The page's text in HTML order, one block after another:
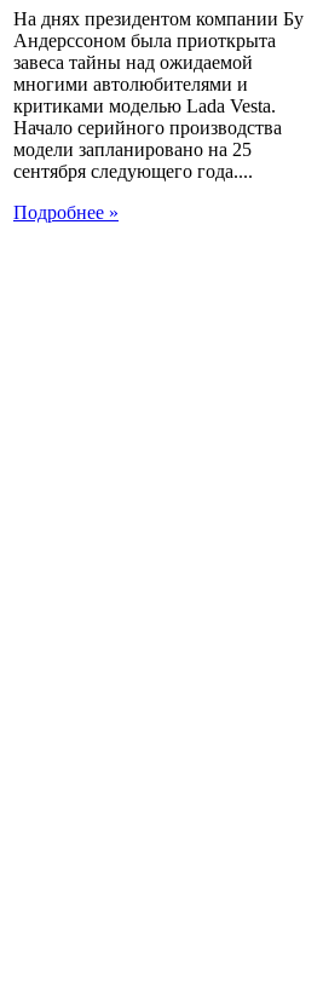
На днях президентом компании Бу
Андерссоном была приоткрыта
завеса тайны над ожидаемой
многими автолюбителями и
критиками моделью Lada Vesta.
Начало серийного производства
модели запланировано на 25
сентября следующего года....
Подробнее »